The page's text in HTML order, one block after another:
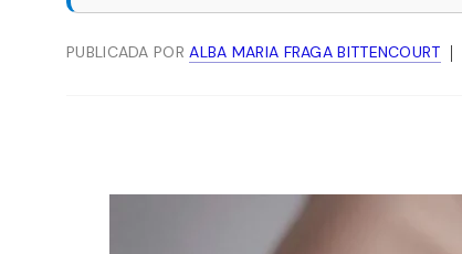
PUBLICADA PORALBA MARIA FRAGA BITTENCOURT